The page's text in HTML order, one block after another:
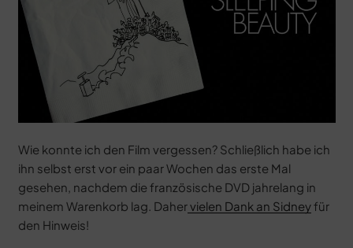
Wie konnte ich den Film vergessen? Schließlich habe ich
ihn selbst erst vor ein paar Wochen das erste Mal
gesehen, nachdem die französische DVD jahrelang in
meinem Warenkorb lag. Dahervielen Dank an Sidneyfür
den Hinweis!